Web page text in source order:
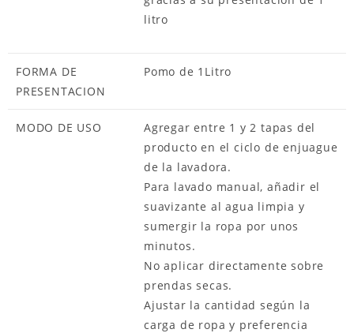
litro
FORMA DE
PRESENTACION
Pomo de 1Litro
MODO DE USO
Agregar entre 1 y 2 tapas del
producto en el ciclo de enjuague
de la lavadora.
Para lavado manual, añadir el
suavizante al agua limpia y
sumergir la ropa por unos
minutos.
No aplicar directamente sobre
prendas secas.
Ajustar la cantidad según la
carga de ropa y preferencia